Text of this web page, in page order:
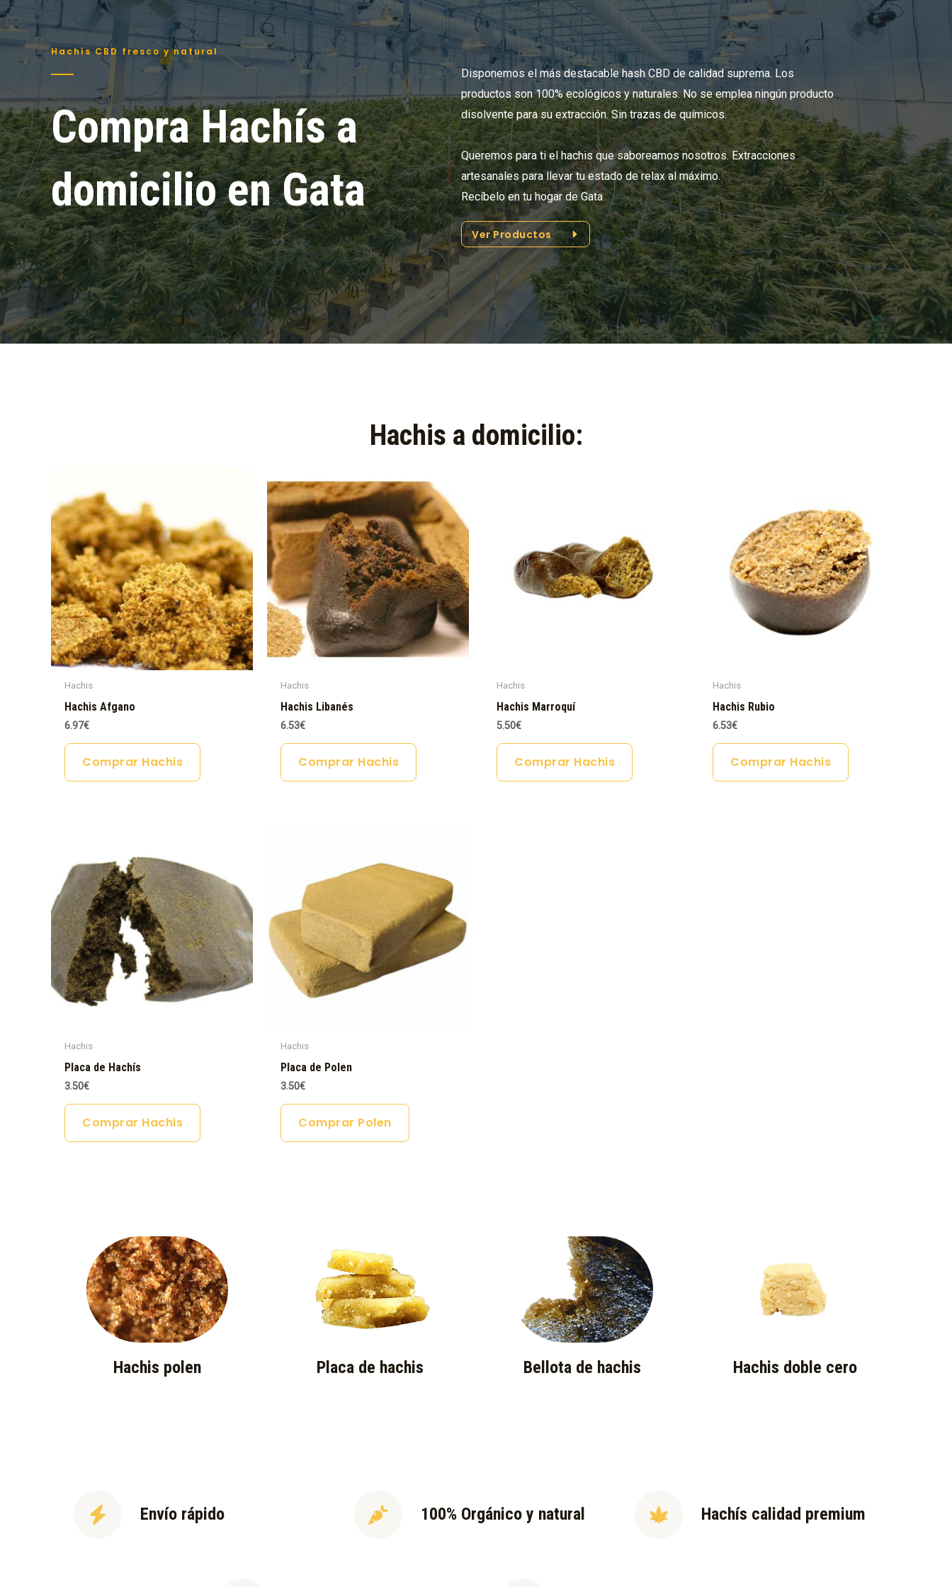
Hachís CBD fresco y natural
Compra Hachís a
domicilio en Gata
Disponemos el más destacable hash CBD de calidad suprema. Los
productos son 100% ecológicos y naturales. No se emplea ningún producto
disolvente para su extracción. Sin trazas de químicos.
Queremos para ti el hachis que saboreamos nosotros. Extracciones
artesanales para llevar tu estado de relax al máximo.
Recíbelo en tu hogar de Gata
Ver Productos
Hachis a domicilio:​
Hachis
Hachis Afgano
6.97€
Comprar Hachis
Hachis
Hachis Libanés
6.53€
Comprar Hachis
Hachis
Hachis Marroquí
5.50€
Comprar Hachis
Hachis
Hachis Rubio
6.53€
Comprar Hachis
Hachis
Placa de Hachís
3.50€
Comprar Hachis
Hachis
Placa de Polen
3.50€
Comprar Polen
Hachis polen Placa de hachis Bellota de hachis Hachis doble cero
Envío rápido 100% Orgánico y natural Hachís calidad premium